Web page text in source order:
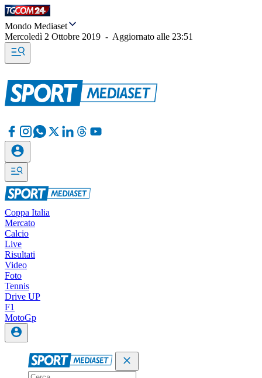
Mondo Mediaset
Mercoledì 2 Ottobre 2019 - Aggiornato alle 23:51
Coppa Italia
Mercato
Calcio
Live
Risultati
Video
Foto
Tennis
Drive UP
F1
MotoGp